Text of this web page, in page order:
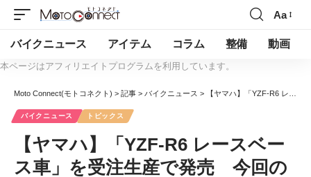
Aa
バイクニュース アイテム コラム 整備 動画
本ページはアフィリエイトプログラムを利用しています。
Moto Connect(モトコネクト) > 記事 > バイクニュース > 【ヤマハ】「YZF-R6 レースベース車」を受注生産で発売 今回の受注をもって生産終了
バイクニュース トピックス
【ヤマハ】「YZF-R6 レースベー
ス車」を受注生産で発売 今回の